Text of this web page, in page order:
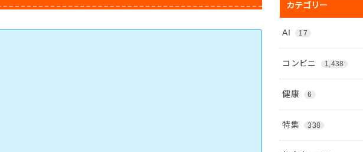
カテゴリー
AI 17
コンビニ 1,438
健康 6
特集 338